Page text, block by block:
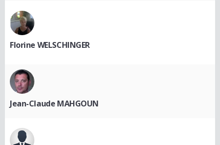
Florine WELSCHINGER
Jean-Claude MAHGOUN